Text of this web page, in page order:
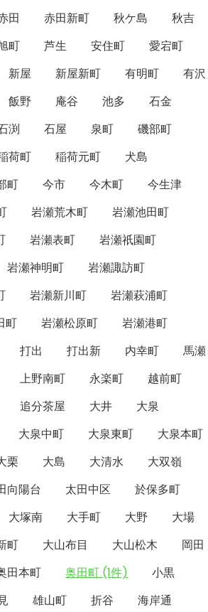
田 赤田新町 秋ケ島
秋吉
町 芦生 安住町
愛宕町
新屋 新屋新町 有明町
有沢
飯野 庵谷 池多
石金
渕 石屋 泉町
磯部町
荷町 稲荷元町
犬島
町 今市 今木町
今生津
岩瀬荒木町
岩瀬池田町
岩瀬表町
岩瀬祇園町
岩瀬神明町
岩瀬諏訪町
岩瀬新川町
岩瀬萩浦町
町 岩瀬松原町
岩瀬港町
打出 打出新 内幸町
馬瀬
上野南町 永楽町
越前町
追分茶屋 大井
大泉
大泉中町 大泉東町
大泉本町
栗 大島 大清水
大双嶺
向陽台 太田中区
於保多町
大塚南 大手町 大野
大場
町 大山布目 大山松木
岡田
田本町 奥田町 (1件)
小黒
雄山町 折谷
海岸通